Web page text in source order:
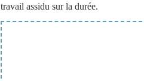
travail assidu sur la durée.